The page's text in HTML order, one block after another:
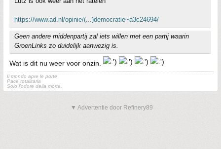
https://www.ad.nl/opinie/(...)democratie~a3c24694/
Geen andere middenpartij zal iets willen met een partij waarin
GroenLinks zo duidelijk aanwezig is.
Wat is dit nu weer voor onzin.
Il mondo apre le porte
Pace totalitaria
Solo l'odore della morte.
▼ Advertentie door Refinery89